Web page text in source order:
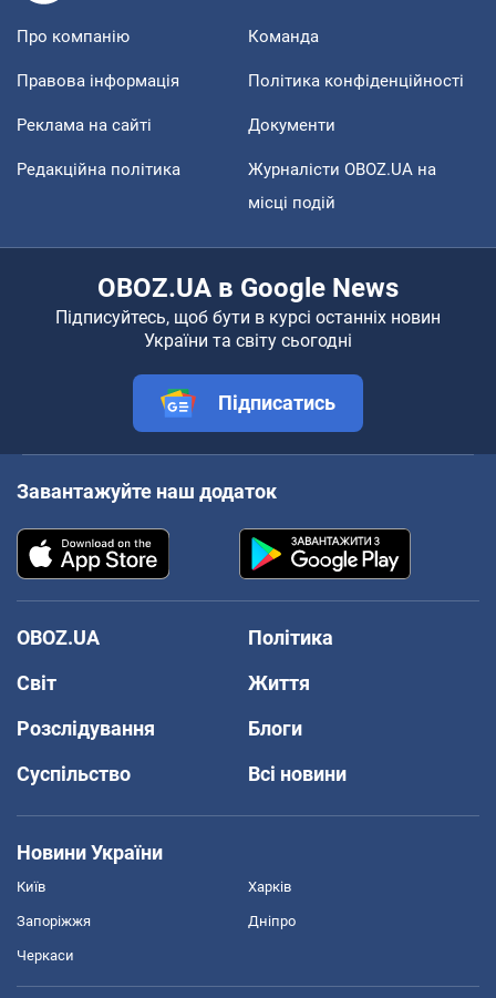
Про компанію Команда
Правова інформація Політика конфіденційності
Реклама на сайті Документи
Редакційна політика
Журналісти OBOZ.UA на
місці подій
OBOZ.UA в Google News
Підписуйтесь, щоб бути в курсі останніх новин
України та світу сьогодні
Підписатись
Завантажуйте наш додаток
OBOZ.UA
Політика
Світ
Життя
Розслідування
Блоги
Суспільство
Всі новини
Новини України
Київ Харків
Запоріжжя Дніпро
Черкаси